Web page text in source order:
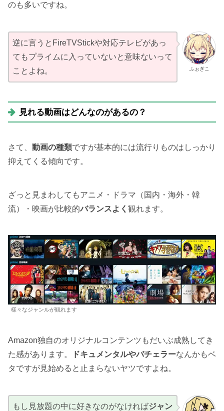
のも多いですね。
ふぉぎこ
逆に言うとFireTVStickや対応テレビがあっ
てもプライムに入っていないと意味ないって
ことよね。
見れる動画はどんなのがあるの？
さて、 動画の種類ですが基本的には流行りものはしっかり
抑えてくる傾向です。
ざっと見まわしてもアニメ・ドラマ（国内・海外・韓
流）・映画が比較的バランスよく 観れます。
様々なジャンルが観れます
Amazon独自のオリジナルコンテンツもだいぶ成熟してき
た感があります。
ドキュメンタルやバチェラーなんかもベ
タですが見始めると止まらないヤツですよね。
もし見放題の中に好きなのがなければジャン